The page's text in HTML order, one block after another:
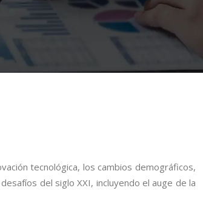
tecnológica, los cambios demográficos,
del siglo XXI, incluyendo el auge de la